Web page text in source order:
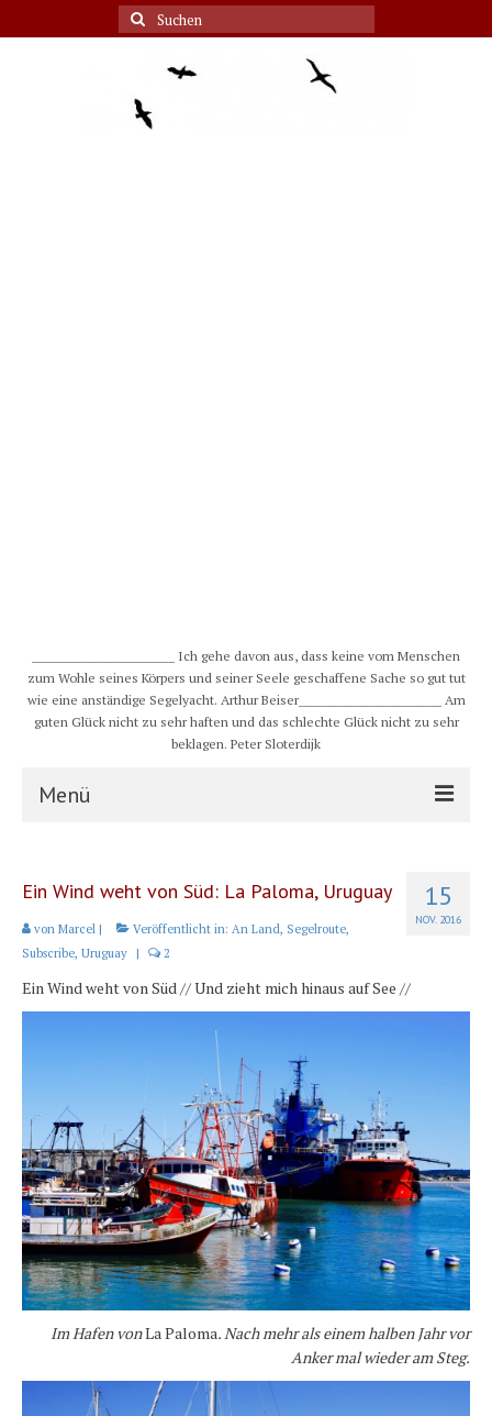
Suche
nach:
__________________________ Ich gehe davon aus, dass keine vom Menschen
zum Wohle seines Körpers und seiner Seele geschaffene Sache so gut tut
wie eine anständige Segelyacht. Arthur Beiser__________________________ Am
guten Glück nicht zu sehr haften und das schlechte Glück nicht zu sehr
beklagen. Peter Sloterdijk
Menü
Schiff
Crew
Karte und Wind
Bordbibliothek
Abonnieren
Yachtüberführung weltweit
INSELN Roman
15
NOV. 2016
Ein Wind weht von Süd: La Paloma, Uruguay
von Marcel | Veröffentlicht in: An Land, Segelroute,
Subscribe, Uruguay | 2
Ein Wind weht von Süd // Und zieht mich hinaus auf See //
Im Hafen vonLa Paloma. Nach mehr als einem halben Jahr vor
Anker mal wieder am Steg.